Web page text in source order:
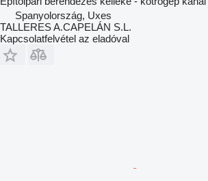
Spanyolország, Uxes
TALLERES A.CAPELÁN S.L.
Kapcsolatfelvétel az eladóval